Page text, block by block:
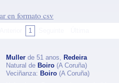
en formato csv
1
Muller de 51 anos, Redeira
Natural de Boiro (A Coruña)
Veciñanza: Boiro (A Coruña)